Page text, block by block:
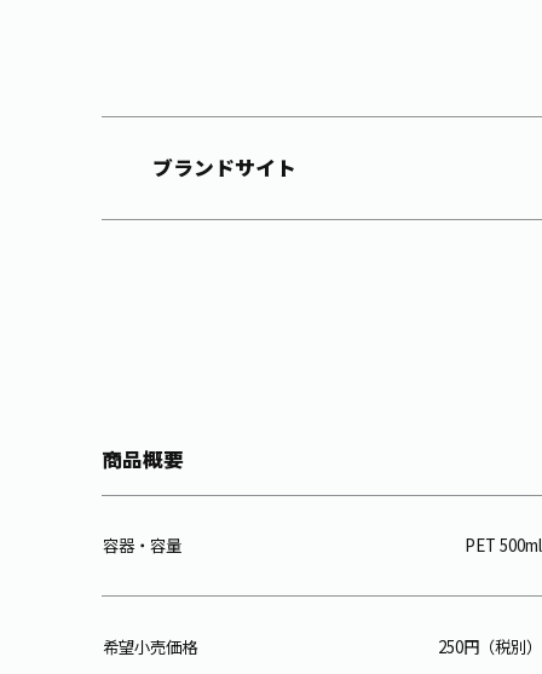
ブランドサイト
商品概要
容器・容量 PET 500ml
希望小売価格 250円（税別）